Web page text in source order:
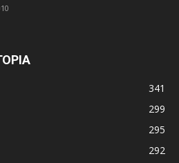
341
299
295
292